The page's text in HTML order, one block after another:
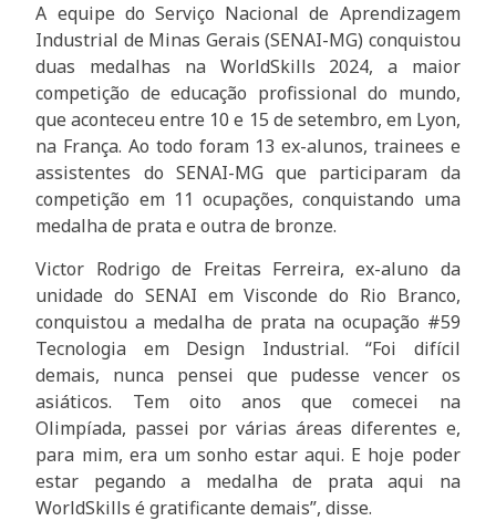
A equipe do Serviço Nacional de Aprendizagem
Industrial de Minas Gerais (SENAI-MG) conquistou
duas medalhas na WorldSkills 2024, a maior
competição de educação profissional do mundo,
que aconteceu entre 10 e 15 de setembro, em Lyon,
na França. Ao todo foram 13 ex-alunos, trainees e
assistentes do SENAI-MG que participaram da
competição em 11 ocupações, conquistando uma
medalha de prata e outra de bronze.
Victor Rodrigo de Freitas Ferreira, ex-aluno da
unidade do SENAI em Visconde do Rio Branco,
conquistou a medalha de prata na ocupação #59
Tecnologia em Design Industrial. “Foi difícil
demais, nunca pensei que pudesse vencer os
asiáticos. Tem oito anos que comecei na
Olimpíada, passei por várias áreas diferentes e,
para mim, era um sonho estar aqui. E hoje poder
estar pegando a medalha de prata aqui na
WorldSkills é gratificante demais”, disse.